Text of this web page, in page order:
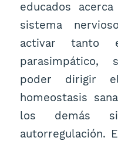
educados
sistema
activar tanto
parasimpático,
poder dirigir
homeostasis
los demás
autorregulación.